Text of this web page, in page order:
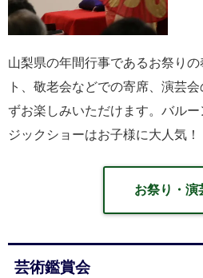
山梨県の年間行事であるお祭り
ト、敬老会などでの寄席、演芸
ずお楽しみいただけます。バル
ジックショーはお子様に大人気！
お祭り・演
芸術鑑賞会